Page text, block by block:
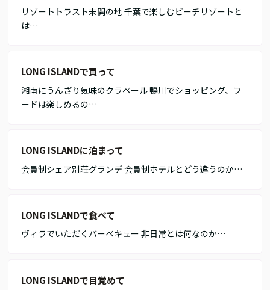
リゾートトラスト未開の地 千葉で楽しむビーチリゾートと
は…
LONG ISLANDで買って
湘南にうんざり気味のクラベール 鴨川でショッピング、フ
ードは楽しめるの…
LONG ISLANDに泊まって
会員制シェア別荘グランデ 会員制ホテルとどう違うのか…
LONG ISLANDで食べて
ヴィラでいただくバーベキュー 非日常とは何なのか…
LONG ISLANDで目覚めて